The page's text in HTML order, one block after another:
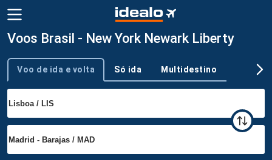
Voos Brasil - New York Newark Liberty
Tipo de viagem
Voo de ida e volta Só ida Multidestino